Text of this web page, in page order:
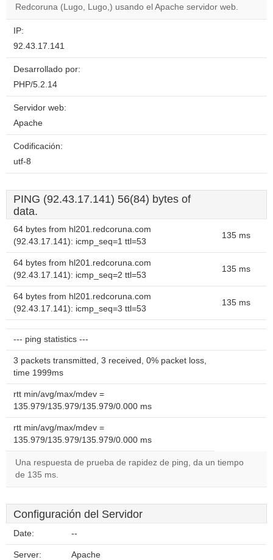
website?
Redcoruna (Lugo, Lugo,) usando el Apache servidor web.
IP:
92.43.17.141
Desarrollado por:
PHP/5.2.14
Servidor web:
Apache
Codificación:
utf-8
PING (92.43.17.141) 56(84) bytes of
data.
64 bytes from hl201.redcoruna.com
(92.43.17.141): icmp_seq=1 ttl=53
135 ms
64 bytes from hl201.redcoruna.com
(92.43.17.141): icmp_seq=2 ttl=53
135 ms
64 bytes from hl201.redcoruna.com
(92.43.17.141): icmp_seq=3 ttl=53
135 ms
--- ping statistics ---
3 packets transmitted, 3 received, 0% packet loss,
time 1999ms
rtt min/avg/max/mdev =
135.979/135.979/135.979/0.000 ms
rtt min/avg/max/mdev =
135.979/135.979/135.979/0.000 ms
Una respuesta de prueba de rapidez de ping, da un tiempo
de 135 ms.
Configuración del Servidor
Date: --
Server: Apache